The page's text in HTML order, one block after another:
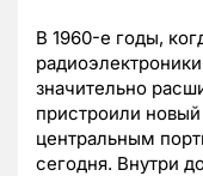
В 1960-е годы,
значительно
пристроили
центральным
сегодня. Внутри